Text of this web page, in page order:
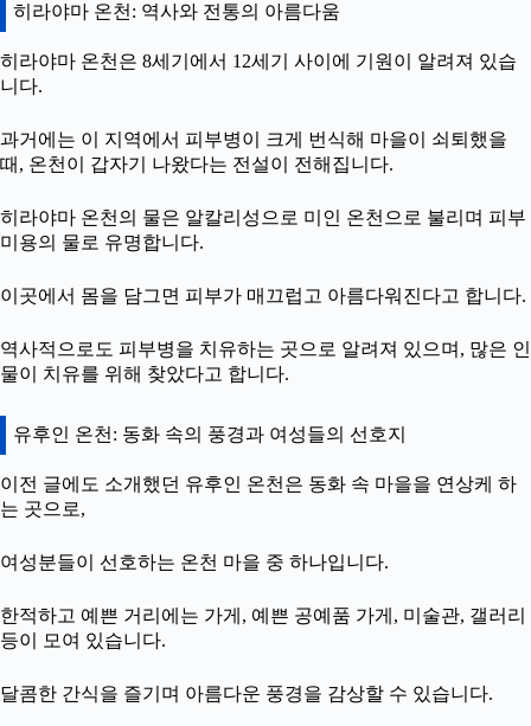
히라야마 온천: 역사와 전통의 아름다움
히라야마 온천은 8세기에서 12세기 사이에 기원이 알려져 있습
니다.
과거에는 이 지역에서 피부병이 크게 번식해 마을이 쇠퇴했을
때, 온천이 갑자기 나왔다는 전설이 전해집니다.
히라야마 온천의 물은 알칼리성으로 미인 온천으로 불리며 피부
미용의 물로 유명합니다.
이곳에서 몸을 담그면 피부가 매끄럽고 아름다워진다고 합니다.
역사적으로도 피부병을 치유하는 곳으로 알려져 있으며, 많은 인
물이 치유를 위해 찾았다고 합니다.
유후인 온천: 동화 속의 풍경과 여성들의 선호지
이전 글에도 소개했던 유후인 온천은 동화 속 마을을 연상케 하
는 곳으로,
여성분들이 선호하는 온천 마을 중 하나입니다.
한적하고 예쁜 거리에는 가게, 예쁜 공예품 가게, 미술관, 갤러리
등이 모여 있습니다.
달콤한 간식을 즐기며 아름다운 풍경을 감상할 수 있습니다.